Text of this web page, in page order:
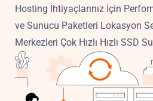
Hosting İhtiyaçlarınız İçin
ve Sunucu Paketleri Lokasyon
Merkezleri Çok Hızlı Hızlı SSD